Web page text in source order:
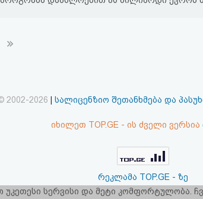
2002-2026 სალიცენზიო შეთანხმება და
იხილეთ TOP.GE - ის ძველი ვერსია
რეკლამა TOP.GE - ზე
უკეთესი სერვისი და მეტი კომფორტულობა.